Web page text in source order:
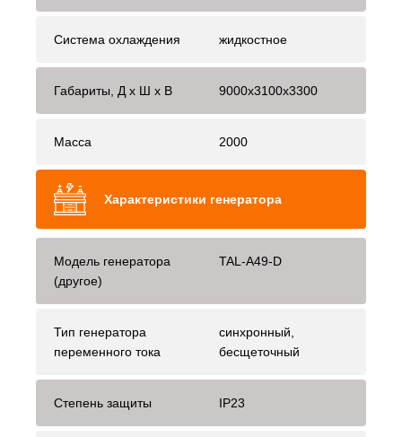
Система охлаждения жидкостное
Габариты, Д x Ш x В 9000x3100x3300
Масса 2000
Характеристики генератора
Модель генератора
(другое)
TAL-A49-D
Тип генератора
переменного тока
синхронный,
бесщеточный
Степень защиты IP23